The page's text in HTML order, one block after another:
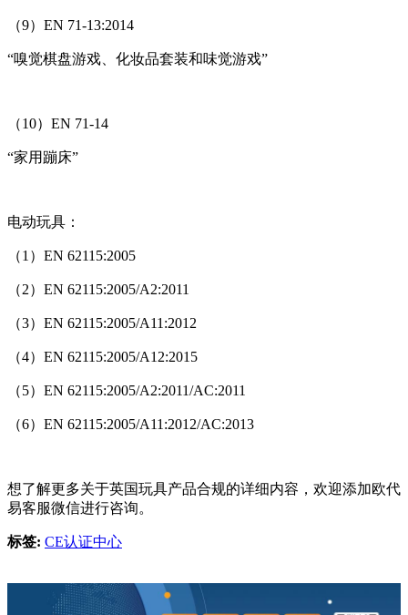
（9）EN 71-13:2014
“嗅觉棋盘游戏、化妆品套装和味觉游戏”
（10）EN 71-14
“家用蹦床”
电动玩具：
（1）EN 62115:2005
（2）EN 62115:2005/A2:2011
（3）EN 62115:2005/A11:2012
（4）EN 62115:2005/A12:2015
（5）EN 62115:2005/A2:2011/AC:2011
（6）EN 62115:2005/A11:2012/AC:2013
想了解更多关于英国玩具产品合规的详细内容，欢迎添加欧代
易客服微信进行咨询。
标签: CE认证中心